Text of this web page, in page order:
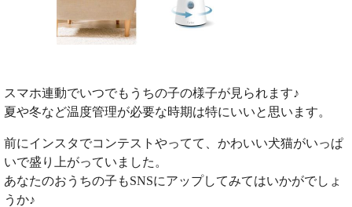
スマホ連動でいつでもうちの子の様子が見られます♪
夏や冬など温度管理が必要な時期は特にいいと思います。
前にインスタでコンテストやってて、かわいい犬猫がいっぱ
いで盛り上がっていました。
あなたのおうちの子もSNSにアップしてみてはいかがでしょ
うか♪